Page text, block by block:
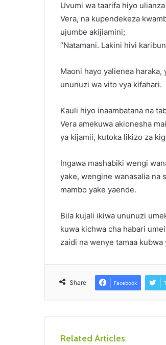
Uvumi wa taarifa hiyo
Vera, na kupendekeza
ujumbe akijiamini;
“Natamani. Lakini hivi
Maoni hayo yalienea
ununuzi wa vito vya kifahari.
Kauli hiyo inaambatana na
Vera amekuwa akionesha
ya kijamii, kutoka likizo za
Ingawa mashabiki wengi
yake, wengine wanasalia na
mambo yake yaende.
Bila kujali ikiwa ununuzi
kuwa kichwa cha habari
zaidi na wenye tamaa kubwa
Share Facebook
Related Articles